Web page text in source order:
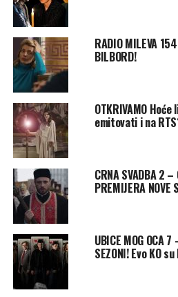
RADIO MILEVA
BILBORD!
OTKRIVAMO Hoće
emitovati i na
CRNA SVADBA 2
PREMIJERA NOVE
UBICE MOG OCA
SEZONI! Evo KO